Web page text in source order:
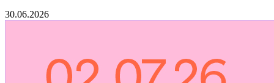
30.06.2026